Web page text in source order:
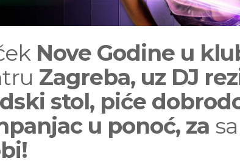
Nove Godine u
Zagreba, uz DJ
stol, piće
u ponoć, za